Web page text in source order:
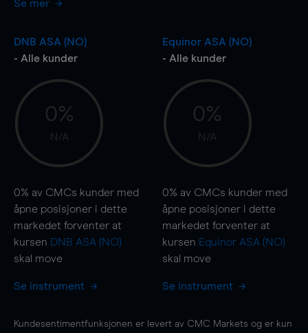
Se mer
DNB ASA (NO)
- Alle kunder
0%
N/A
0% av CMCs kunder med
åpne posisjoner i dette
markedet forventer at
kursen DNB ASA (NO)
skal move
Se instrument
Equinor ASA (NO)
- Alle kunder
0%
N/A
0% av CMCs kunder med
åpne posisjoner i dette
markedet forventer at
kursen Equinor ASA (NO)
skal move
Se instrument
Kundesentimentfunksjonen er levert av CMC Markets og er kun